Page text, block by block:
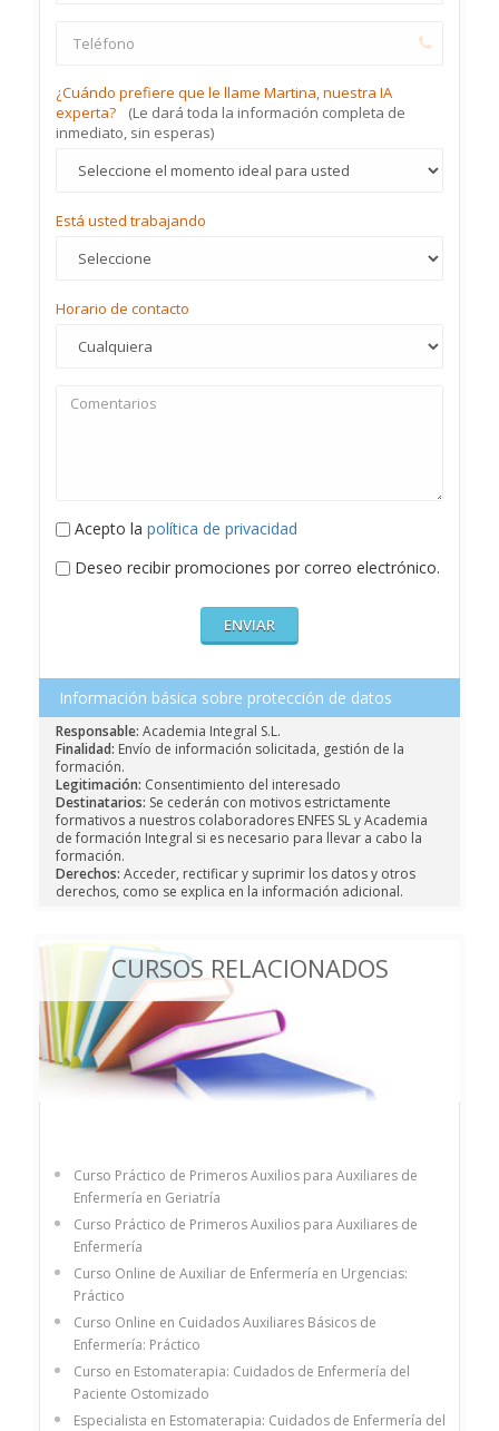
¿Cuándo prefiere que le llame Martina, nuestra IA
experta?
(Le dará toda la información completa de
inmediato, sin esperas)
Está usted trabajando
Horario de contacto
Acepto la política de privacidad
Deseo recibir promociones por correo electrónico.
Información básica sobre protección de datos
Responsable: Academia Integral S.L.
Finalidad: Envío de información solicitada, gestión de la
formación.
Legitimación: Consentimiento del interesado
Destinatarios: Se cederán con motivos estrictamente
formativos a nuestros colaboradores ENFES SL y Academia
de formación Integral si es necesario para llevar a cabo la
formación.
Derechos: Acceder, rectificar y suprimir los datos y otros
derechos, como se explica en la información adicional.
CURSOS RELACIONADOS
Curso Práctico de Primeros Auxilios para Auxiliares de
Enfermería en Geriatría
Curso Práctico de Primeros Auxilios para Auxiliares de
Enfermería
Curso Online de Auxiliar de Enfermería en Urgencias:
Práctico
Curso Online en Cuidados Auxiliares Básicos de
Enfermería: Práctico
Curso en Estomaterapia: Cuidados de Enfermería del
Paciente Ostomizado
Especialista en Estomaterapia: Cuidados de Enfermería del